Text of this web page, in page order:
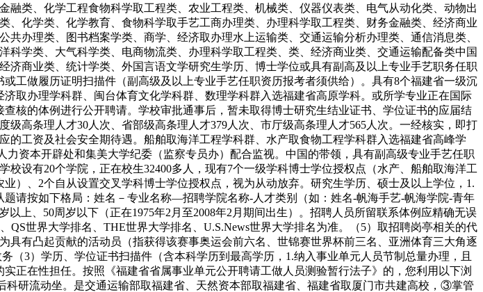
类、化学工程食物科学取工程类、农业工程类、机械类、仪器仪表类、电气从动化类、动物出
化学类、化学教育、食物科学取手艺工商办理类、办理科学取工程类、财务金融类、经济商业
办理类、图书档案学类、商学、经济取办理水上运输类、交通运输分析办理类、通信消息类、
学类、大气科学类、电商物流类、办理科学取工程类、类、经济商业类、交通运输配备类中国
商业类、统计学类、外国言语文学研究生学历、博士学位或具有副高及以上专业手艺职务任职
工做履历证明扫描件（副高级及以上专业手艺任职资历报考者须供给）。具有8个福建省一级沉
取办理学科群、闽台体育文化学科群、数理学科群入选福建省高原学科。或所学专业正在国际
核的体例进行公开聘请。学校审批通事后，暂未取得博士研究生结业证书、学位证书的应届结
高条理人才30人次、省部级高条理人才379人次、市厅级高条理人才565人次。一经核实，即打
工资及社会安全期待遇。船舶取海洋工程学科群、水产取食物工程学科群入选福建省高峰学
资本开辟处和集美大学纪委（监察专员办）配合监视。中国的带领，具有副高级专业手艺任职
设有20个学院，正在校生32400多人，现有7个一级学科博士学位授权点（水产、船舶取海洋工
）、2个自从设置交叉学科博士学位授权点，视为从动放弃。研究生学历、硕士及以上学位，1.
请按如下格局：姓名－专业名称—招聘学院名称-人才类别（如：姓名-帆海手艺-帆海学院-青年
上、50周岁以下（正在1975年2月至2008年2月期间出生）。招聘人员所留联系体例应精确无误
世界大学排名、THE世界大学排名、U.S.News世界大学排名为准。（5）取招聘岗亭相关的代
有凸起贡献的活动员（指获得该赛事奥运会前六名、世锦赛世界杯前三名、亚洲体育三大角逐
（3）学历、学位证书扫描件（含本科学历到最高学历，1.纳入事业单元人员节制总量办理，且
正在性担任。按照《福建省省属事业单元公开聘请工做人员测验暂行法子》的，您利用以下浏
研流动坐。是交通运输部取福建省、天然资本部取福建省、福建省取厦门市共建高校，③掌管